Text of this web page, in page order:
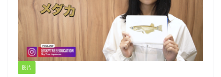
影片